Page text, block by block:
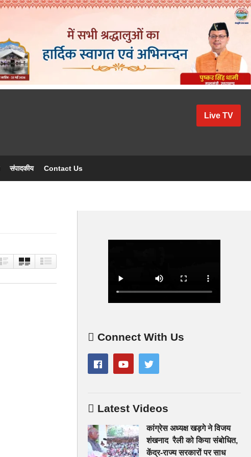
Live TV
संपादकीय Contact Us
Connect With Us
Latest Videos
कांग्रेस अध्यक्ष खड़गे ने विजय
शंखनाद रैली को किया संबोधित,
केंद्र-राज्य सरकारों पर साध